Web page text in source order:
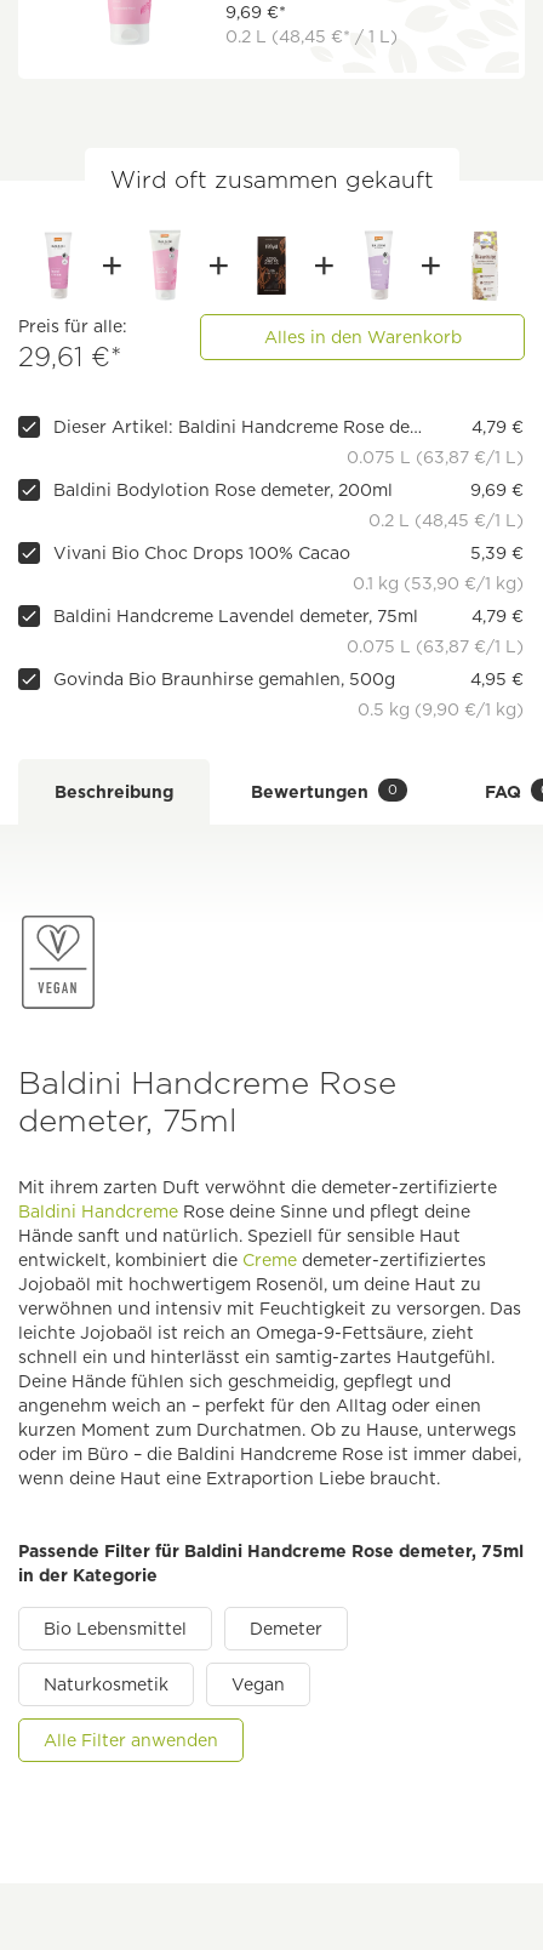
9,69 €*
0.2 L (48,45 €* / 1 L)
Wird oft zusammen gekauft
Preis für alle:
29,61 €*
Alles in den Warenkorb
Dieser Artikel: Baldini Handcreme Rose demeter, 75ml
4,79 €
0.075 L (63,87 €/1 L)
Baldini Bodylotion Rose demeter, 200ml
9,69 €
0.2 L (48,45 €/1 L)
Vivani Bio Choc Drops 100% Cacao
5,39 €
0.1 kg (53,90 €/1 kg)
Baldini Handcreme Lavendel demeter, 75ml
4,79 €
0.075 L (63,87 €/1 L)
Govinda Bio Braunhirse gemahlen, 500g
4,95 €
0.5 kg (9,90 €/1 kg)
Beschreibung Bewertungen 0 FAQ
Baldini Handcreme Rose
demeter, 75ml
Mit ihrem zarten Duft verwöhnt die demeter-zertifizierte
Baldini Handcreme Rose deine Sinne und pflegt deine
Hände sanft und natürlich. Speziell für sensible Haut
entwickelt, kombiniert die Creme demeter-zertifiziertes
Jojobaöl mit hochwertigem Rosenöl, um deine Haut zu
verwöhnen und intensiv mit Feuchtigkeit zu versorgen. Das
leichte Jojobaöl ist reich an Omega-9-Fettsäure, zieht
schnell ein und hinterlässt ein samtig-zartes Hautgefühl.
Deine Hände fühlen sich geschmeidig, gepflegt und
angenehm weich an – perfekt für den Alltag oder einen
kurzen Moment zum Durchatmen. Ob zu Hause, unterwegs
oder im Büro – die Baldini Handcreme Rose ist immer dabei,
wenn deine Haut eine Extraportion Liebe braucht.
Passende Filter für Baldini Handcreme Rose demeter, 75ml
in der Kategorie
Bio Lebensmittel Demeter
Naturkosmetik Vegan
Alle Filter anwenden